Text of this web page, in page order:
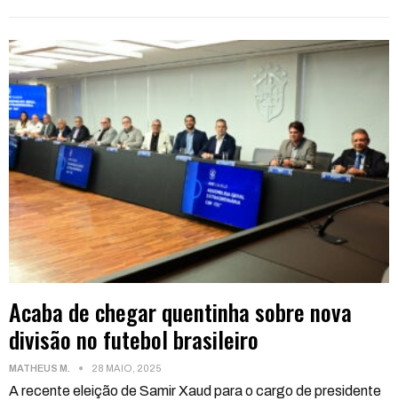
Acaba de chegar quentinha sobre nova
divisão no futebol brasileiro
MATHEUS M. 28 MAIO, 2025
A recente eleição de Samir Xaud para o cargo de presidente